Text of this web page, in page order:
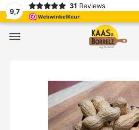
9,7
31 Reviews
Frisch geschnitten und vakuumverpackt.